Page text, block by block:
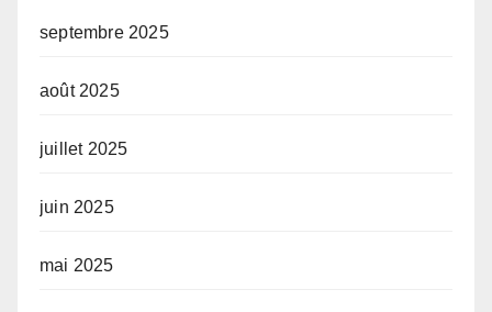
septembre 2025
août 2025
juillet 2025
juin 2025
mai 2025